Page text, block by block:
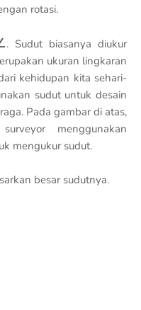
rotasi.
. Sudut biasanya diukur
ukuran lingkaran
kehidupan kita sehari-
sudut untuk desain
Pada gambar di atas,
menggunakan
mengukur sudut.
besar sudutnya.